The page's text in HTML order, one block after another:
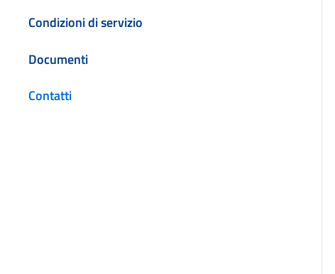
Condizioni di servizio
Documenti
Contatti